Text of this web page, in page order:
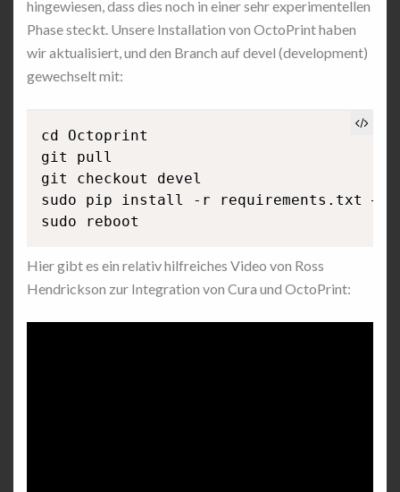
hingewiesen, dass dies noch in einer sehr experimentellen
Phase steckt. Unsere Installation von OctoPrint haben
wir aktualisiert, und den Branch auf devel (development)
gewechselt mit:
cd Octoprint
git pull
git checkout devel
sudo pip install -r requirements.txt
Hier gibt es ein relativ hilfreiches Video von Ross
Hendrickson zur Integration von Cura und OctoPrint: